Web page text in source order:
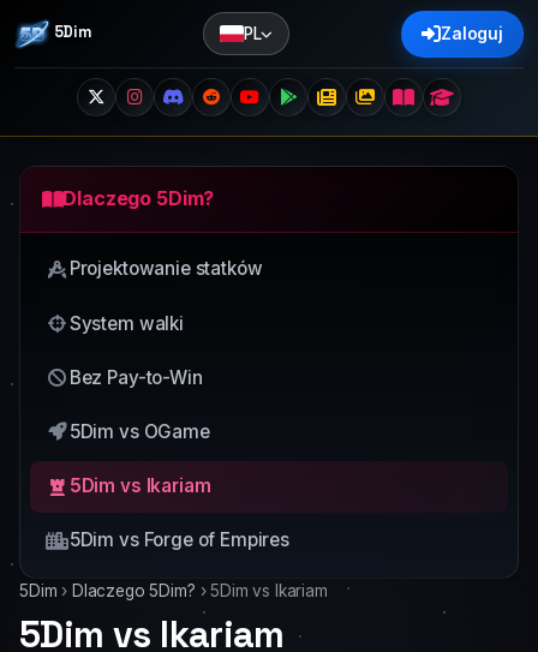
5Dim PL Zaloguj
Dlaczego 5Dim?
Projektowanie statków
System walki
Bez Pay-to-Win
5Dim vs OGame
5Dim vs Ikariam
5Dim vs Forge of Empires
5Dim › Dlaczego 5Dim? › 5Dim vs Ikariam
5Dim vs Ikariam